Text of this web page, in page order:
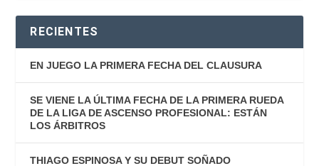
RECIENTES
EN JUEGO LA PRIMERA FECHA DEL CLAUSURA
SE VIENE LA ÚLTIMA FECHA DE LA PRIMERA RUEDA
DE LA LIGA DE ASCENSO PROFESIONAL: ESTÁN
LOS ÁRBITROS
THIAGO ESPINOSA Y SU DEBUT SOÑADO